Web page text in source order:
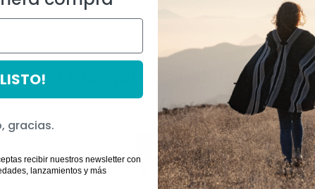
Comprados juntos habitualmente
gracias.
recibir nuestros newsletter con
lanzamientos y más